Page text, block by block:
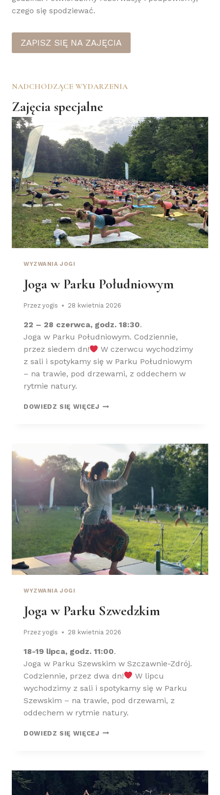
czego się spodziewać.
ZAPISZ SIĘ NA ZAJĘCIA
NADCHODZĄCE WYDARZENIA
Zajęcia specjalne
WYZWANIA JOGI
Joga w Parku Południowym
Przez yogis 28 kwietnia 2026
22 – 28 czerwca, godz. 18:30.
Joga w Parku Południowym. Codziennie,
przez siedem dn!
W czerwcu wychodzimy
z sali i spotykamy się w Parku Południowym
– na trawie, pod drzewami, z oddechem w
rytmie natury.
DOWIEDZ SIĘ WIĘCEJJ
W
A
R
K
P
O
Ł
U
N
O
WYZWANIA JOGI
Joga w Parku Szwedzkim
Przez yogis 28 kwietnia 2026
18-19 lipca, godz. 11:00.
Joga w Parku Szewskim w Szczawnie-Zdrój.
Codziennie, przez dwa dn!
W lipcu
wychodzimy z sali i spotykamy się w Parku
Szewskim – na trawie, pod drzewami, z
oddechem w rytmie natury.
DOWIEDZ SIĘ WIĘCEJJ
W
P
A